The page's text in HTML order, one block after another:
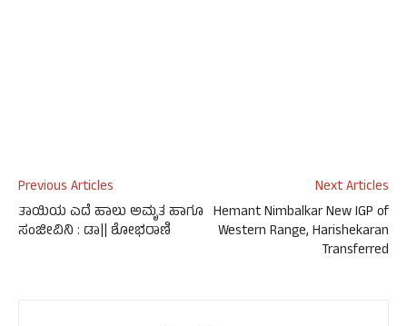
Previous Articles
ತಾಯಿಯ ಎದೆ ಹಾಲು ಅಮೃತ ಹಾಗೂ
ಸಂಜೀವಿನಿ : ಡಾ|| ಶೋಭರಾಣಿ
Next Articles
Hemant Nimbalkar New IGP of
Western Range, Harishekaran
Transferred